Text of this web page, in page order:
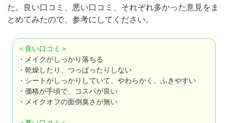
た。良い口コミ、悪い口コミ、それぞれ多かった意見をま
とめてみたので、参考にしてください。
＜良い口コミ＞
・メイクがしっかり落ちる
・乾燥したり、つっぱったりしない
・シートがしっかりしていて、やわらかく、ふきやすい
・価格が手頃で、コスパが良い
・メイクオフの面倒臭さが無い